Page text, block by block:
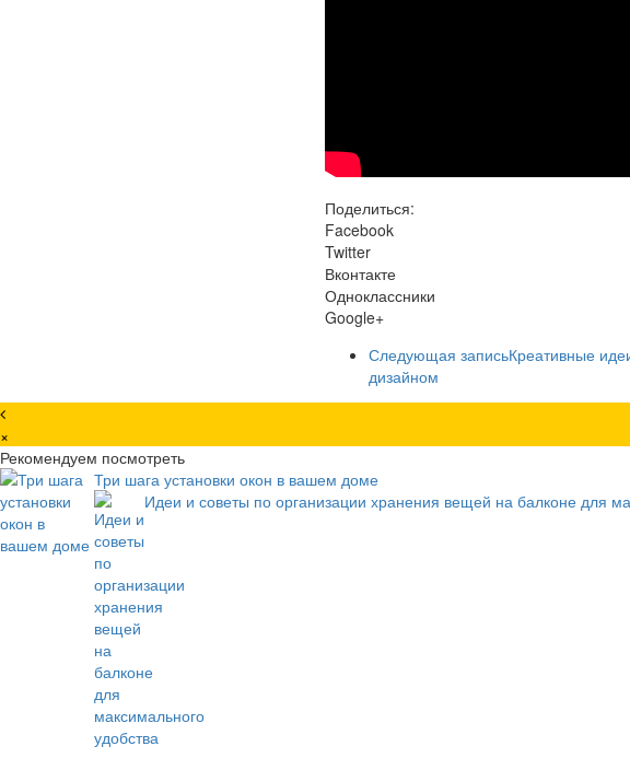
Поделиться:
Facebook
Twitter
Вконтакте
Одноклассники
Google+
Следующая записьКреативные
дизайном
×
Рекомендуем посмотреть
Три шага установки окон в вашем доме
Идеи и советы по организации хранения вещей на балконе для